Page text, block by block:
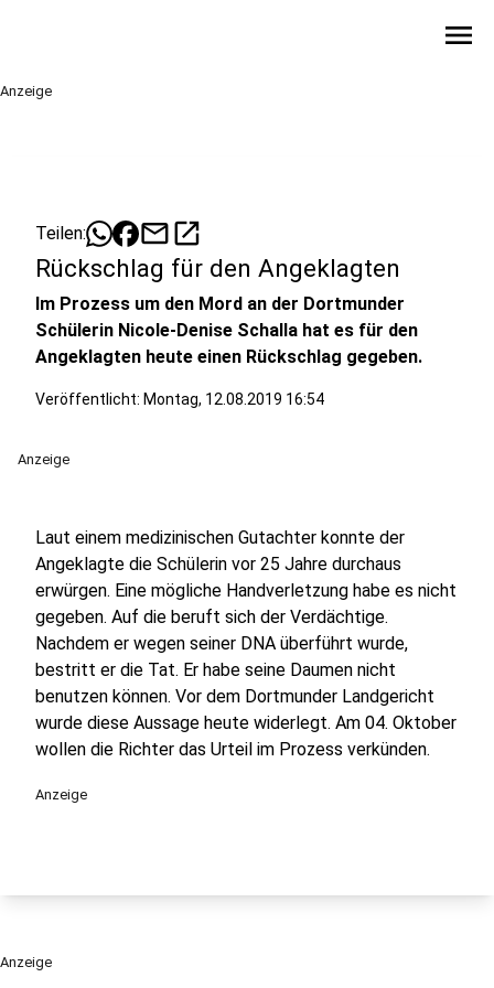
menu
Anzeige
Teilen: mailopen_in_new
Rückschlag für den Angeklagten
Im Prozess um den Mord an der Dortmunder
Schülerin Nicole-Denise Schalla hat es für den
Angeklagten heute einen Rückschlag gegeben.
Veröffentlicht: Montag, 12.08.2019 16:54
Anzeige
Laut einem medizinischen Gutachter konnte der
Angeklagte die Schülerin vor 25 Jahre durchaus
erwürgen. Eine mögliche Handverletzung habe es nicht
gegeben. Auf die beruft sich der Verdächtige.
Nachdem er wegen seiner DNA überführt wurde,
bestritt er die Tat. Er habe seine Daumen nicht
benutzen können. Vor dem Dortmunder Landgericht
wurde diese Aussage heute widerlegt. Am 04. Oktober
wollen die Richter das Urteil im Prozess verkünden.
Anzeige
Anzeige